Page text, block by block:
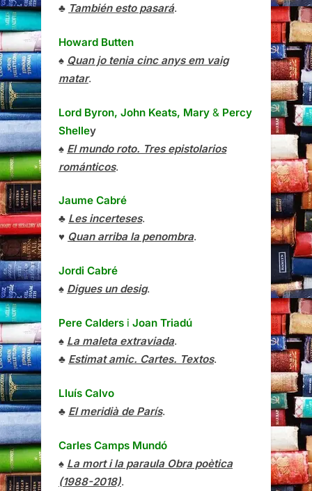
♣ También esto pasará.
Howard Butten
♠ Quan jo tenia cinc anys em vaig
matar.
Lord Byron, John Keats, Mary & Percy
Shelley
♠ El mundo roto. Tres epistolarios
románticos.
Jaume Cabré
♣ Les incerteses.
♥ Quan arriba la penombra.
Jordi Cabré
♠ Digues un desig.
Pere Calders i Joan Triadú
♠ La maleta extraviada.
♣ Estimat amic. Cartes. Textos.
Lluís Calvo
♣ El meridià de París.
Carles Camps Mundó
♠ La mort i la paraula Obra poètica
(1988-2018).